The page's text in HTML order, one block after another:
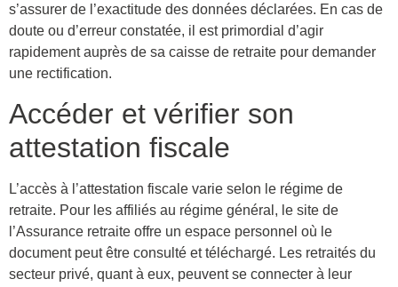
s’assurer de l’exactitude des données déclarées. En cas de
doute ou d’erreur constatée, il est primordial d’agir
rapidement auprès de sa caisse de retraite pour demander
une rectification.
Accéder et vérifier son
attestation fiscale
L’accès à l’attestation fiscale varie selon le régime de
retraite. Pour les affiliés au régime général, le site de
l’Assurance retraite offre un espace personnel où le
document peut être consulté et téléchargé. Les retraités du
secteur privé, quant à eux, peuvent se connecter à leur